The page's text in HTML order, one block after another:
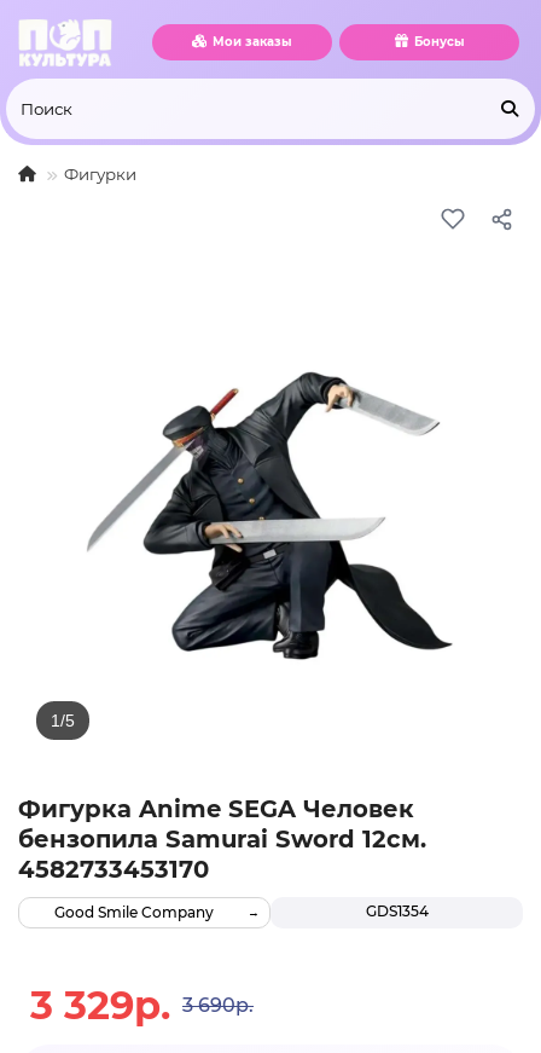
Мои заказы Бонусы
Фигурки
Фигурка Anime SEGA Человек
бензопила Samurai Sword 12см.
4582733453170
GDS1354
Good Smile Company
3 329р. 3 690р.